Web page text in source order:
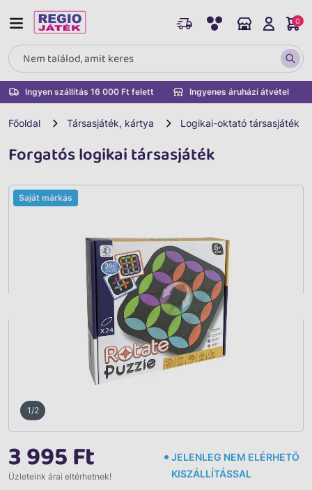
Ingyen szállítás 16 000 Ft felett Ingyenes áruházi átvétel
0
Főoldal Társasjáték, kártya Logikai-oktató társasjáték
Forgatós logikai társasjáték
1/2
Saját márkás
3 995 Ft
Üzleteink árai eltérhetnek!
JELENLEG NEM ELÉRHETŐ
KISZÁLLÍTÁSSAL